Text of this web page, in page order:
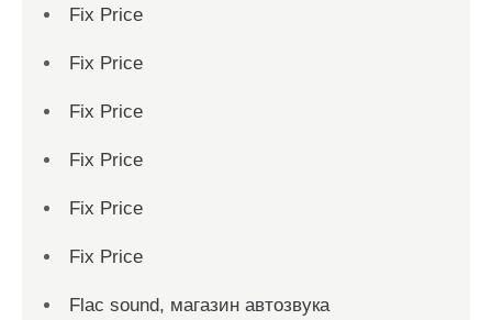
Fix Price
Fix Price
Fix Price
Fix Price
Fix Price
Fix Price
Flac sound, магазин автозвука